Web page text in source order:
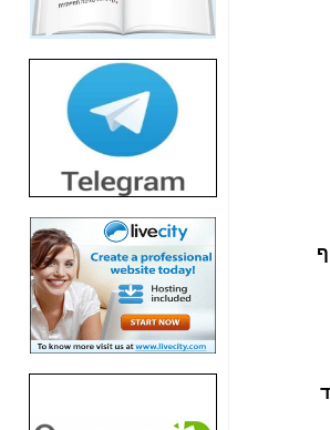
חשיפת חשד לשחיתות
הדומה לזו של "תיק
הסלולר -כאן
חשיפת מה שלא
רוצים שתדעו בעניין
פריסת אנלימיטד
(בניחוח בלתי נסבל) -
כאן
חשיפה: איוב קרא
אישר לקבוצת סלקום
בדיוק מה שביבי אישר
כאן
האם השר איוב קרא
היה צריך בכלל לחתום
על האישור, שנתן